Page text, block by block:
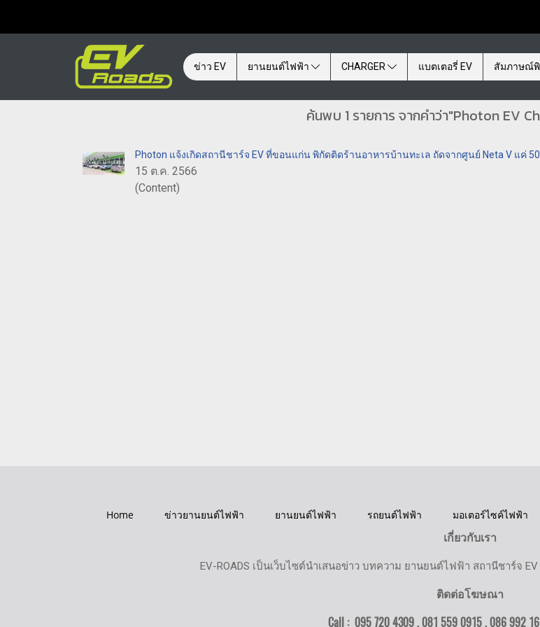
ข่าว EV ยานยนต์ไฟฟ้า CHARGER แบตเตอรี่ EV สัมภาษณ์พิ
ค้นพบ 1 รายการ จากคำว่า"Photon EV
Photon แจ้งเกิดสถานีชาร์จ EV ที่ขอนแก่น พิกัดติดร้านอาหารบ้านทะเล ถัดจากศูนย์ Neta V แค่
15 ต.ค. 2566
(Content)
Home ข่าวยานยนต์ไฟฟ้า ยานยนต์ไฟฟ้า รถยนต์ไฟฟ้า มอเตอร์ไซค์ไฟฟ้า
เกี่ยวกับเรา
EV-ROADS เป็นเว็บไซต์นำเสนอข่าว บทความ ยานยนต์ไฟฟ้า สถานีชาร์จ
ติดต่อโฆษณา
Call : 095 720 4309 , 081 559 0915 , 086 992